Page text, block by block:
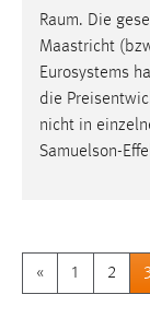
Raum. Die
Maastricht
Eurosystems
die
nicht in
Samuelson-
« 1 2 3